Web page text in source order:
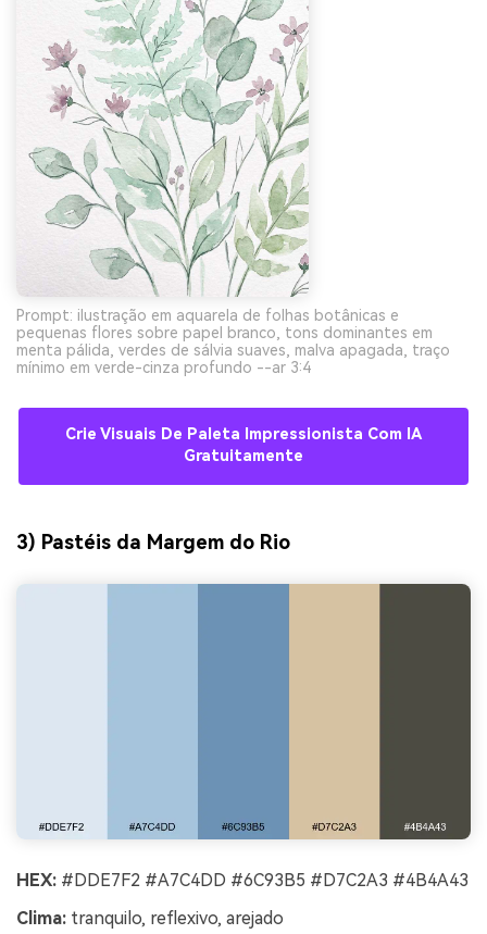
Prompt: ilustração em aquarela de folhas botânicas e
pequenas flores sobre papel branco, tons dominantes em
menta pálida, verdes de sálvia suaves, malva apagada, traço
mínimo em verde-cinza profundo --ar 3:4
Crie Visuais De Paleta Impressionista Com IA
Gratuitamente
3) Pastéis da Margem do Rio
HEX: #DDE7F2 #A7C4DD #6C93B5 #D7C2A3 #4B4A43
Clima: tranquilo, reflexivo, arejado